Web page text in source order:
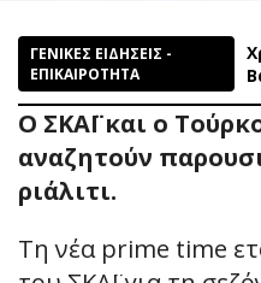
ΓΕΝΙΚΕΣ ΕΙΔΗΣΕΙΣ -
ΕΠΙΚΑΙΡΟΤΗΤΑ
Ο ΣΚΑΪ και ο
αναζητούν
ριάλιτι.
Τη νέα prime time